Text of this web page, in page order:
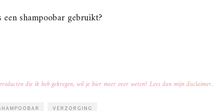
shampoobar gebruikt?
die ik heb gekregen, wil je hier meer over weten? Lees dan mijndisclaimer.
VERZORGING